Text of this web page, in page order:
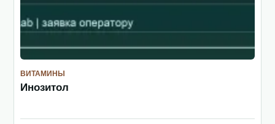
ВИТАМИНЫ
Инозитол